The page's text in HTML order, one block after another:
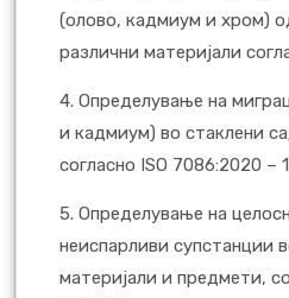
(олово, кадмиум и хром)
различни материјали
4. Определување на
и кадмиум) во стаклени
согласно ISO 7086:2020 –
5. Oпределување на
неиспарливи супстанции
материјали и предмети,